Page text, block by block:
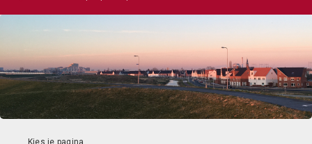
G301 Waalsprong algemeen